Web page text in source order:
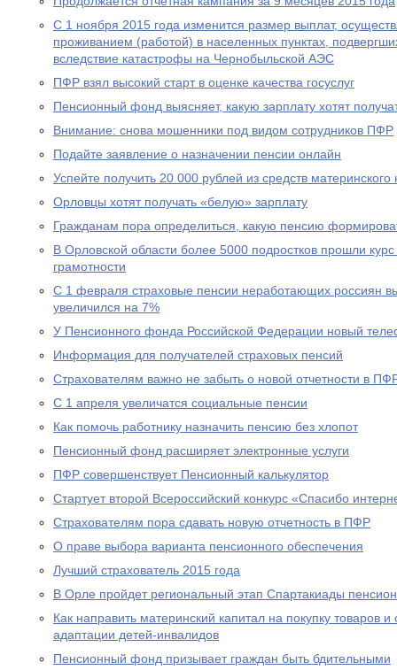
С 1 ноября 2015 года изменится размер выплат,
проживанием (работой) в населенных пунктах,
вследствие катастрофы на Чернобыльской АЭС
ПФР взял высокий старт в оценке качества госуслуг
Пенсионный фонд выясняет, какую зарплату хотят
Внимание: снова мошенники под видом сотрудников ПФР
Подайте заявление о назначении пенсии онлайн
Успейте получить 20 000 рублей из средств материнского
Орловцы хотят получать «белую» зарплату
Гражданам пора определиться, какую пенсию
В Орловской области более 5000 подростков прошли
грамотности
С 1 февраля страховые пенсии неработающих россиян
увеличился на 7%
У Пенсионного фонда Российской Федерации новый
Информация для получателей страховых пенсий
Страхователям важно не забыть о новой отчетности в
С 1 апреля увеличатся социальные пенсии
Как помочь работнику назначить пенсию без хлопот
Пенсионный фонд расширяет электронные услуги
ПФР совершенствует Пенсионный калькулятор
Стартует второй Всероссийский конкурс «Спасибо
Страхователям пора сдавать новую отчетность в ПФР
О праве выбора варианта пенсионного обеспечения
Лучший страхователь 2015 года
В Орле пройдет региональный этап Спартакиады
Как направить материнский капитал на покупку товаров
адаптации детей-инвалидов
Пенсионный фонд призывает граждан быть бдительными